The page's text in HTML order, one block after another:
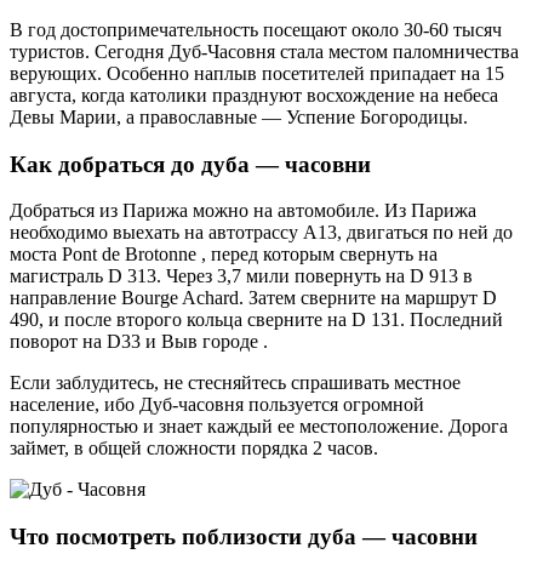
В год достопримечательность посещают около 30-60 тысяч
туристов. Сегодня Дуб-Часовня стала местом паломничества
верующих. Особенно наплыв посетителей припадает на 15
августа, когда католики празднуют восхождение на небеса
Девы Марии, а православные — Успение Богородицы.
Как добраться до дуба — часовни
Добраться из Парижа можно на автомобиле. Из Парижа
необходимо выехать на автотрассу А13, двигаться по ней до
моста Pont de Brotonne , перед которым свернуть на
магистраль D 313. Через 3,7 мили повернуть на D 913 в
направление Bourge Achard. Затем сверните на маршрут D
490, и после второго кольца сверните на D 131. Последний
поворот на D33 и Выв городе .
Если заблудитесь, не стесняйтесь спрашивать местное
население, ибо Дуб-часовня пользуется огромной
популярностью и знает каждый ее местоположение. Дорога
займет, в общей сложности порядка 2 часов.
Что посмотреть поблизости дуба — часовни